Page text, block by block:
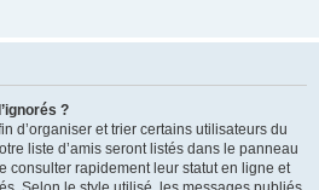
?
d’organiser et trier certains utilisateurs du
liste d’amis seront listés dans le panneau
consulter rapidement leur statut en ligne et